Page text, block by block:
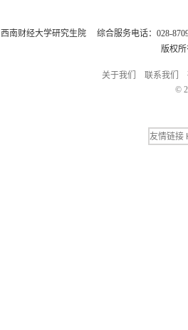
南财经大学研究生院 综合服务电话：028-
版权
关于我们 联系我们
©